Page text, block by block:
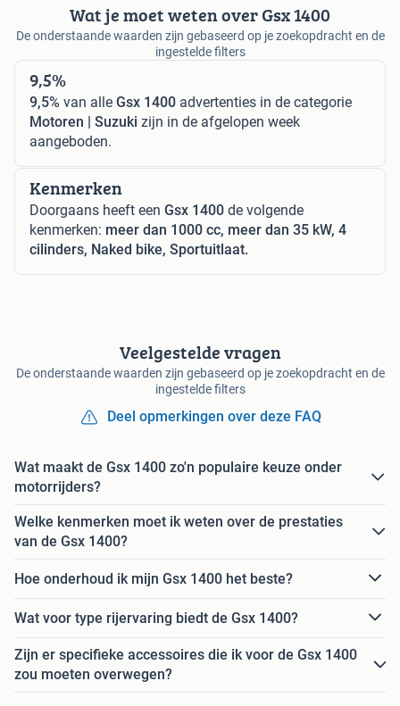
Wat je moet weten over Gsx 1400
De onderstaande waarden zijn gebaseerd op je zoekopdracht en de
ingestelde filters
9,5%
9,5% van alle Gsx 1400 advertenties in de categorie
Motoren | Suzuki zijn in de afgelopen week
aangeboden.
Kenmerken
Doorgaans heeft een Gsx 1400 de volgende
kenmerken: meer dan 1000 cc, meer dan 35 kW, 4
cilinders, Naked bike, Sportuitlaat.
Veelgestelde vragen
De onderstaande waarden zijn gebaseerd op je zoekopdracht en de
ingestelde filters
Deel opmerkingen over deze FAQ
Wat maakt de Gsx 1400 zo'n populaire keuze onder
motorrijders?
Welke kenmerken moet ik weten over de prestaties
van de Gsx 1400?
Hoe onderhoud ik mijn Gsx 1400 het beste?
Wat voor type rijervaring biedt de Gsx 1400?
Zijn er specifieke accessoires die ik voor de Gsx 1400
zou moeten overwegen?